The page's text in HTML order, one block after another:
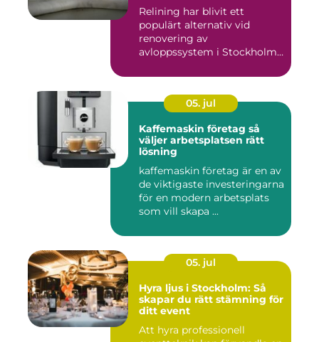
Relining har blivit ett
populärt alternativ vid
renovering av
avloppssystem i Stockholm.
05. jul
Kaffemaskin företag så
väljer arbetsplatsen rätt
lösning
kaffemaskin företag är en av
de viktigaste investeringarna
för en modern arbetsplats
som vill skapa ...
05. jul
Hyra ljus i Stockholm: Så
skapar du rätt stämning för
ditt event
Att hyra professionell